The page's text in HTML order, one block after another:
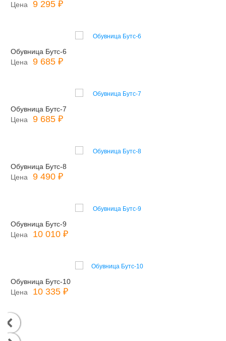
Цена
9 295 ₽
Обувница Бутс-6
Цена
9 685 ₽
Обувница Бутс-7
Цена
9 685 ₽
Обувница Бутс-8
Цена
9 490 ₽
Обувница Бутс-9
Цена
10 010 ₽
Обувница Бутс-10
Цена
10 335 ₽